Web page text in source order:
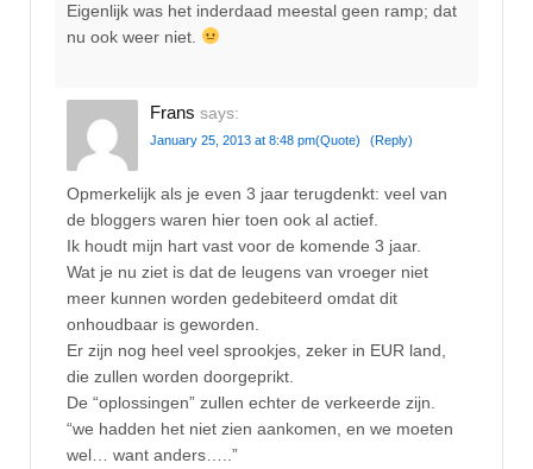
Eigenlijk was het inderdaad meestal geen ramp; dat
nu ook weer niet.
Frans says:
January 25, 2013 at 8:48 pm(Quote) (Reply)
Opmerkelijk als je even 3 jaar terugdenkt: veel van
de bloggers waren hier toen ook al actief.
Ik houdt mijn hart vast voor de komende 3 jaar.
Wat je nu ziet is dat de leugens van vroeger niet
meer kunnen worden gedebiteerd omdat dit
onhoudbaar is geworden.
Er zijn nog heel veel sprookjes, zeker in EUR land,
die zullen worden doorgeprikt.
De “oplossingen” zullen echter de verkeerde zijn.
“we hadden het niet zien aankomen, en we moeten
wel… want anders…..”